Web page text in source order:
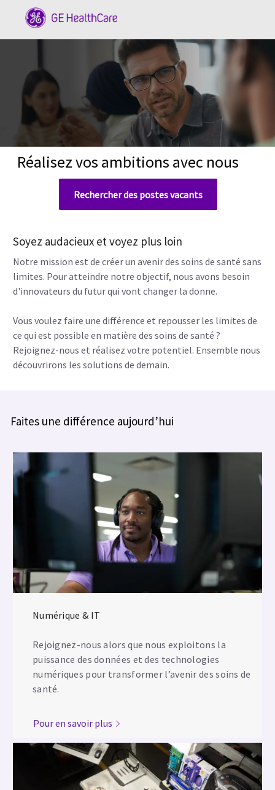
Réalisez vos ambitions avec nous
Rechercher des postes vacants
Soyez audacieux et voyez plus loin
Notre mission est de créer un avenir des soins de santé sans
limites. Pour atteindre notre objectif, nous avons besoin
d'innovateurs du futur qui vont changer la donne.
Vous voulez faire une différence et repousser les limites de
ce qui est possible en matière des soins de santé ?
Rejoignez-nous et réalisez votre potentiel. Ensemble nous
découvrirons les solutions de demain.
Faites une différence aujourd’hui
Numérique & IT
Rejoignez-nous alors que nous exploitons la
puissance des données et des technologies
numériques pour transformer l’avenir des soins de
santé.
Pour en savoir plus